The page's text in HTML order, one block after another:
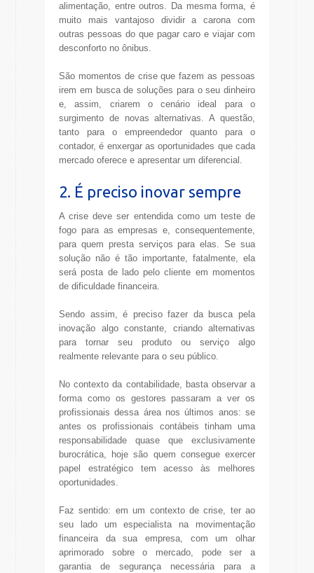
alimentação, entre outros. Da mesma forma, é
muito mais vantajoso dividir a carona com
outras pessoas do que pagar caro e viajar com
desconforto no ônibus.
São momentos de crise que fazem as pessoas
irem em busca de soluções para o seu dinheiro
e, assim, criarem o cenário ideal para o
surgimento de novas alternativas. A questão,
tanto para o empreendedor quanto para o
contador, é enxergar as oportunidades que cada
mercado oferece e apresentar um diferencial.
2. É preciso inovar sempre
A crise deve ser entendida como um teste de
fogo para as empresas e, consequentemente,
para quem presta serviços para elas. Se sua
solução não é tão importante, fatalmente, ela
será posta de lado pelo cliente em momentos
de dificuldade financeira.
Sendo assim, é preciso fazer da busca pela
inovação algo constante, criando alternativas
para tornar seu produto ou serviço algo
realmente relevante para o seu público.
No contexto da contabilidade, basta observar a
forma como os gestores passaram a ver os
profissionais dessa área nos últimos anos: se
antes os profissionais contábeis tinham uma
responsabilidade quase que exclusivamente
burocrática, hoje são quem consegue exercer
papel estratégico tem acesso às melhores
oportunidades.
Faz sentido: em um contexto de crise, ter ao
seu lado um especialista na movimentação
financeira da sua empresa, com um olhar
aprimorado sobre o mercado, pode ser a
garantia de segurança necessária para a